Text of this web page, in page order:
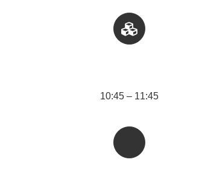
10:45 – 11:45